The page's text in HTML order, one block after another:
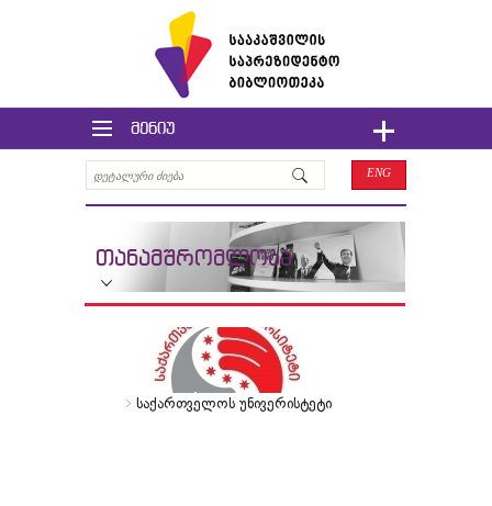
მენიუ
ENG
თანამშრომლობა
საქართველოს უნივერისტეტი